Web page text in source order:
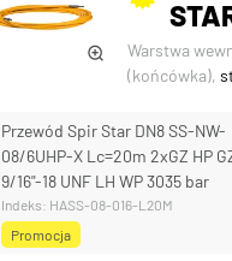
Warstwa
(końcówka),
Przewód Spir Star DN8 SS-NW-
08/6UHP-X Lc=20m 2xGZ HP
9/16"-18 UNF LH WP 3035 bar
Indeks: HASS-08-016-L20M
Promocja